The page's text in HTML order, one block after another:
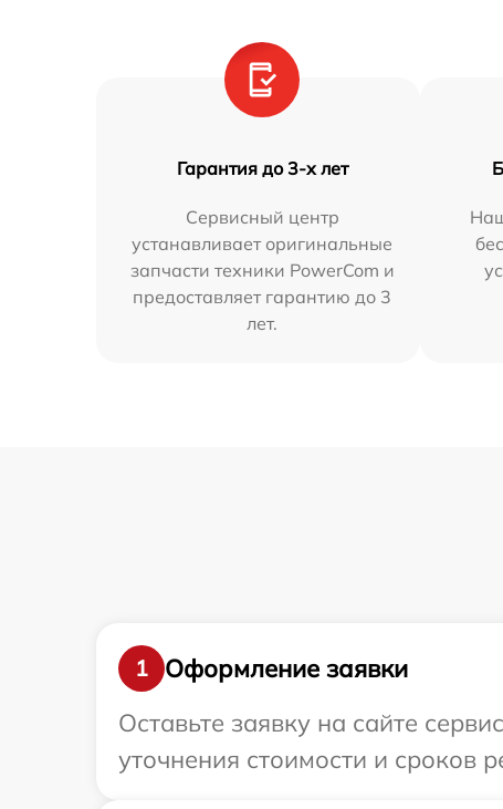
Гарантия до 3-х лет
Сервисный центр
устанавливает оригинальные
запчасти техники PowerCom и
предоставляет гарантию до 3
лет.
1
Оформление заявки
Оставьте заявку на сайте
уточнения стоимости и сроков